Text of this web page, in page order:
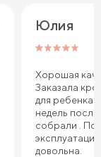
Юлия
Хорошая
Заказала
для ребенка.
недель
собрали .
довольна.